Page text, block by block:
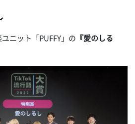
ニット「PUFFY」の 『愛のしる